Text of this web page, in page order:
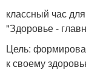
классный час
"Здоровье -
Цель:
к своему